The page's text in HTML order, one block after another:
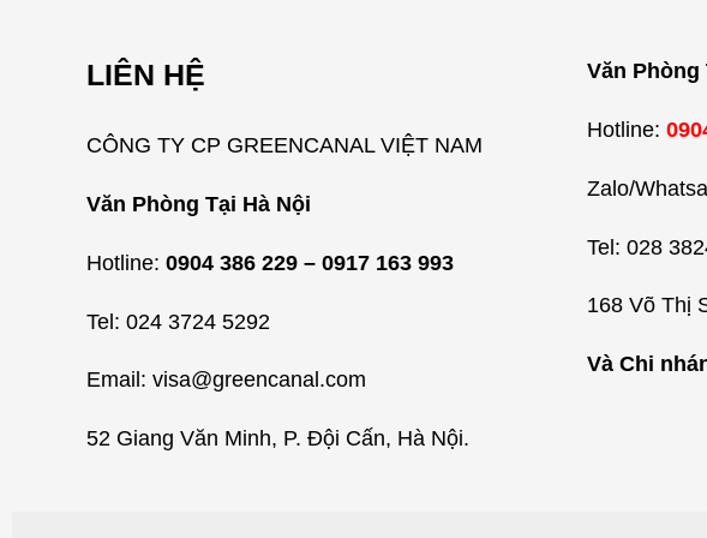
LIÊN HỆ
CÔNG TY CP GREENCANAL VIỆT NAM
Văn Phòng Tại Hà Nội
Hotline: 0904 386 229 – 0917 163 993
Tel: 024 3724 5292
Email: visa@greencanal.com
52 Giang Văn Minh, P. Đội Cấn, Hà Nội.
Văn Phòng
Hotline:
Zalo/
Tel: 028
168 Võ Thị
Và Chi